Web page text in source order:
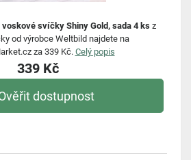
voskové svíčky Shiny Gold, sada 4 ksz
od výrobce Weltbild najdete na
za 339 Kč.Celý popis
339 Kč
dostupnost